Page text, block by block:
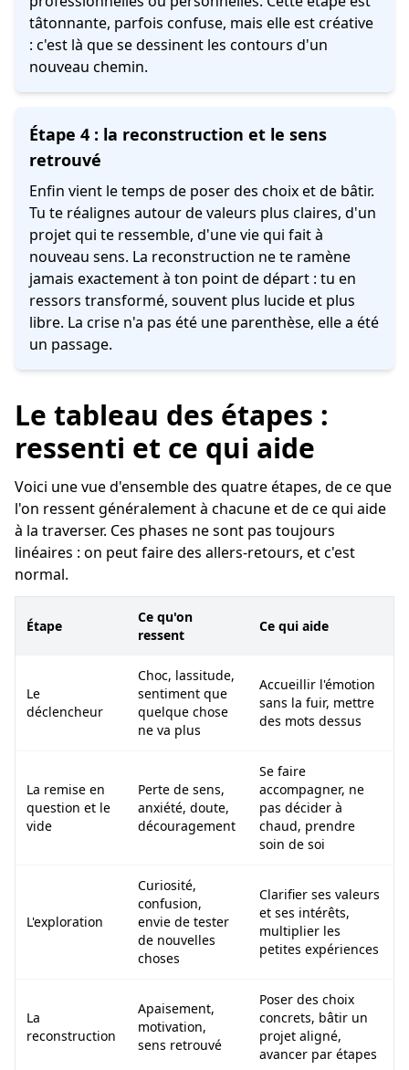
tâtonnante, parfois confuse, mais elle est créative
: c'est là que se dessinent les contours d'un
nouveau chemin.
Étape 4 : la reconstruction et le sens
retrouvé
Enfin vient le temps de poser des choix et de bâtir.
Tu te réalignes autour de valeurs plus claires, d'un
projet qui te ressemble, d'une vie qui fait à
nouveau sens. La reconstruction ne te ramène
jamais exactement à ton point de départ : tu en
ressors transformé, souvent plus lucide et plus
libre. La crise n'a pas été une parenthèse, elle a été
un passage.
Le tableau des étapes :
ressenti et ce qui aide
Voici une vue d'ensemble des quatre étapes, de ce que
l'on ressent généralement à chacune et de ce qui aide
à la traverser. Ces phases ne sont pas toujours
linéaires : on peut faire des allers-retours, et c'est
normal.
Étape
Ce qu'on
ressent
Ce qui aide
Le
déclencheur
Choc, lassitude,
sentiment que
quelque chose
ne va plus
Accueillir l'émotion
sans la fuir, mettre
des mots dessus
La remise en
question et le
vide
Perte de sens,
anxiété, doute,
découragement
Se faire
accompagner, ne
pas décider à
chaud, prendre
soin de soi
L'exploration
Curiosité,
confusion,
envie de tester
de nouvelles
choses
Clarifier ses valeurs
et ses intérêts,
multiplier les
petites expériences
La
reconstruction
Apaisement,
motivation,
sens retrouvé
Poser des choix
concrets, bâtir un
projet aligné,
avancer par étapes